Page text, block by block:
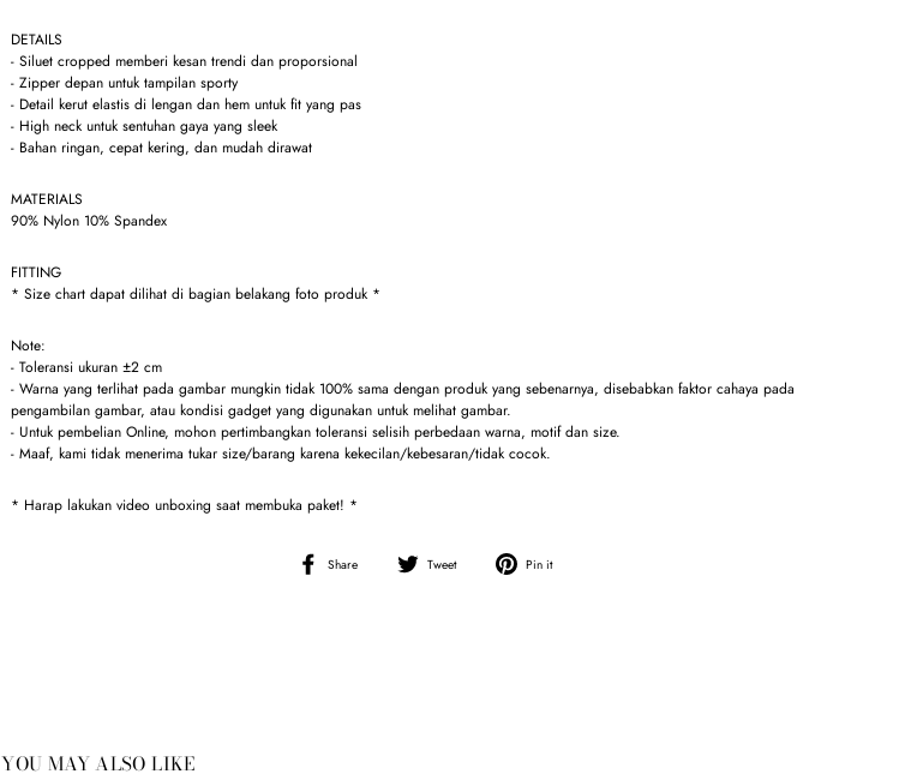
DETAILS
- Siluet cropped memberi kesan trendi dan proporsional
- Zipper depan untuk tampilan sporty
- Detail kerut elastis di lengan dan hem untuk fit yang pas
- High neck untuk sentuhan gaya yang sleek
- Bahan ringan, cepat kering, dan mudah dirawat
MATERIALS
90% Nylon 10% Spandex
FITTING
* Size chart dapat dilihat di bagian belakang foto produk *
Note:
- Toleransi ukuran ±2 cm
- Warna yang terlihat pada gambar mungkin tidak 100% sama dengan produk yang sebenarnya, disebabkan faktor cahaya pada
pengambilan gambar, atau kondisi gadget yang digunakan untuk melihat gambar.
- Untuk pembelian Online, mohon pertimbangkan toleransi selisih perbedaan warna, motif dan size.
- Maaf, kami tidak menerima tukar size/barang karena kekecilan/kebesaran/tidak cocok.
* Harap lakukan video unboxing saat membuka paket! *
Share
Share
Tweet
Tweet
Pin it
YOU MAY ALSO LIKE